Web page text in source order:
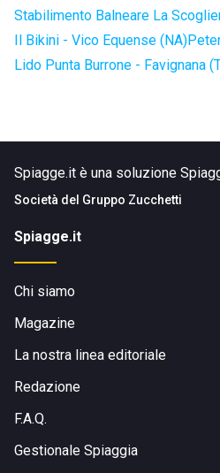
Stabilimento Balneare La
Il Bikini - Vico Equense (NA)
Lido Punta Burrone - Favignana
Spiagge.it è una soluzione
Società del Gruppo Zucchetti
Spiagge.it
Chi siamo
Magazine
La nostra linea editoriale
Redazione
F.A.Q.
Gestionale Spiaggia